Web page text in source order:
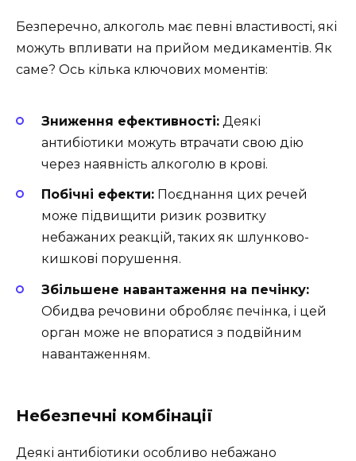
Безперечно, алкоголь має певні властивості, які
можуть впливати на прийом медикаментів. Як
саме? Ось кілька ключових моментів:
Зниження ефективності: Деякі
антибіотики можуть втрачати свою дію
через наявність алкоголю в крові.
Побічні ефекти: Поєднання цих речей
може підвищити ризик розвитку
небажаних реакцій, таких як шлунково-
кишкові порушення.
Збільшене навантаження на печінку:
Обидва речовини обробляє печінка, і цей
орган може не впоратися з подвійним
навантаженням.
Небезпечні комбінації
Деякі антибіотики особливо небажано